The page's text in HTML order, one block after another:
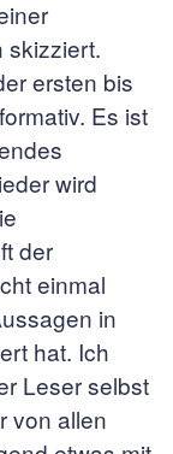
skizziert.
ersten bis
Es ist
wird
der
einmal
in
hat. Ich
Leser selbst
von allen